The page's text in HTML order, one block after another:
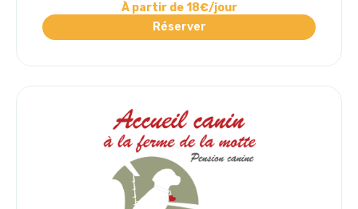
À partir de 18€/jour
Réserver